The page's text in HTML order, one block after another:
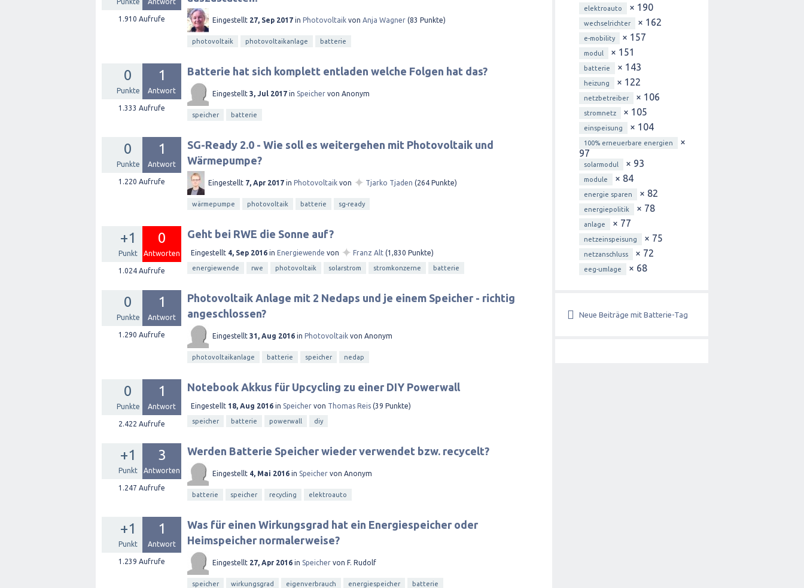
1.910 Aufrufe Eingestellt 27, Sep 2017 in Photovoltaik von Anja Wagner (83 Punkte)
photovoltaik photovoltaikanlage batterie
0
Punkte
1
Antwort
1.333 Aufrufe
Batterie hat sich komplett entladen welche Folgen hat das?
Eingestellt 3, Jul 2017 in Speicher von Anonym
speicher batterie
0
Punkte
1
Antwort
1.220 Aufrufe
SG-Ready 2.0 - Wie soll es weitergehen mit Photovoltaik und
Wärmepumpe?
Eingestellt 7, Apr 2017 in Photovoltaik von ✦ Tjarko Tjaden (264 Punkte)
wärmepumpe photovoltaik batterie sg-ready
+1
Punkt
0
Antworten
1.024Aufrufe
Geht bei RWE die Sonne auf?
Eingestellt 4, Sep 2016 in Energiewende von ✦ Franz Alt (1,830 Punkte)
energiewende rwe photovoltaik solarstrom stromkonzerne batterie
0
Punkte
1
Antwort
1.290 Aufrufe
Photovoltaik Anlage mit 2 Nedaps und je einem Speicher - richtig
angeschlossen?
Eingestellt 31, Aug 2016 in Photovoltaik von Anonym
photovoltaikanlage batterie speicher nedap
0
Punkte
1
Antwort
2.422 Aufrufe
Notebook Akkus für Upcycling zu einer DIY Powerwall
Eingestellt 18, Aug 2016 in Speicher von Thomas Reis (39 Punkte)
speicher batterie powerwall diy
+1
Punkt
3
Antworten
1.247 Aufrufe
Werden Batterie Speicher wieder verwendet bzw. recycelt?
Eingestellt 4, Mai 2016 in Speicher von Anonym
batterie speicher recycling elektroauto
+1
Punkt
1
Antwort
1.239 Aufrufe
Was für einen Wirkungsgrad hat ein Energiespeicher oder
Heimspeicher normalerweise?
Eingestellt 27, Apr 2016 in Speicher von F. Rudolf
speicher wirkungsgrad eigenverbrauch energiespeicher batterie
elektroauto × 190
wechselrichter × 162
e-mobility × 157
modul × 151
batterie × 143
heizung × 122
netzbetreiber × 106
stromnetz × 105
einspeisung × 104
100% erneuerbare energien
×
97
solarmodul × 93
module × 84
energie sparen × 82
energiepolitik × 78
anlage × 77
netzeinspeisung × 75
netzanschluss × 72
eeg-umlage × 68
Neue Beiträge mit Batterie-Tag